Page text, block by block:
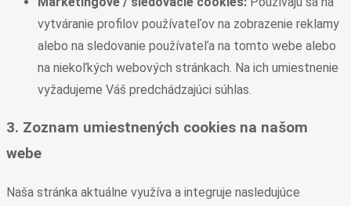
vytváranie profilov používateľov na zobrazenie reklamy
alebo na sledovanie používateľa na tomto webe alebo
na niekoľkých webových stránkach. Na ich umiestnenie
vyžadujeme Váš predchádzajúci súhlas.
3. Zoznam umiestnených cookies na našom
webe
Naša stránka aktuálne využíva a integruje nasledujúce